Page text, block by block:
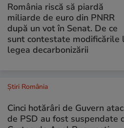
România riscă să piardă
miliarde de euro din PNRR
după un vot în Senat. De ce
sunt contestate modificările
legea decarbonizării
Știri România
Cinci hotărâri de Guvern
de PSD au fost suspendate